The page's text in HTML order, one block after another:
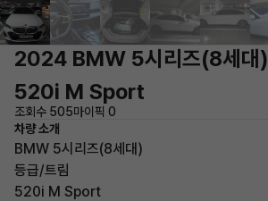
2024 BMW 5시리즈(8세대)
520i M Sport
조회수 505마이픽 0
차량 소개
BMW 5시리즈(8세대)
등급/트림
520i M Sport